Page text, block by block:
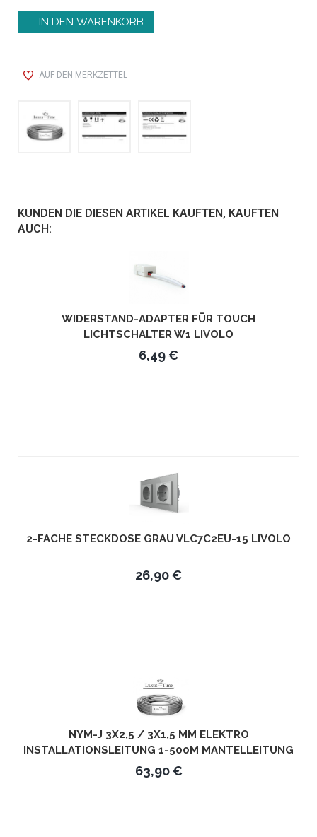
AUF DEN MERKZETTEL
KUNDEN DIE DIESEN ARTIKEL KAUFTEN, KAUFTEN
AUCH:
WIDERSTAND-ADAPTER FÜR TOUCH
LICHTSCHALTER W1 LIVOLO
6,49 €
2-FACHE STECKDOSE GRAU VLC7C2EU-15 LIVOLO
26,90 €
NYM-J 3X2,5 / 3X1,5 MM ELEKTRO
INSTALLATIONSLEITUNG 1-500M MANTELLEITUNG
KABEL 3 ADRIG - LÄNGE IN METERN: 50M - KABEL:
3X1,5MM²
63,90 €